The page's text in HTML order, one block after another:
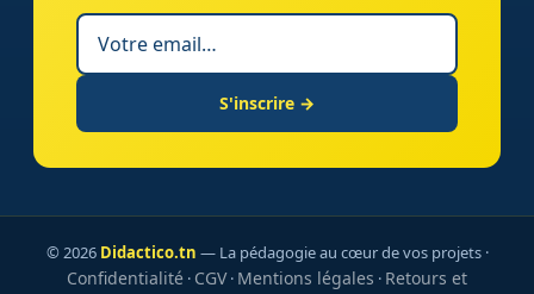
S'inscrire →
© 2026 Didactico.tn — La pédagogie au cœur de vos projets ·
Confidentialité · CGV· Mentions légales · Retours et